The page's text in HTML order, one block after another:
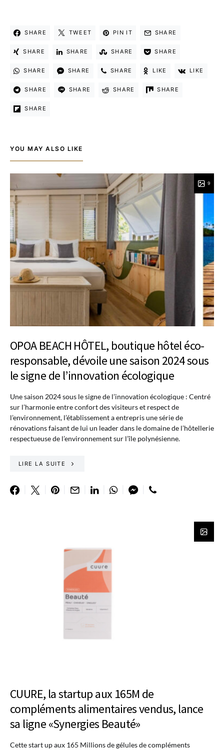
SHARE TWEET PIN IT SHARE
SHARE SHARE SHARE SHARE
SHARE SHARE SHARE LIKE LIKE
SHARE SHARE SHARE SHARE
SHARE
YOU MAY ALSO LIKE
9
OPOA BEACH HÔTEL, boutique hôtel éco-
responsable, dévoile une saison 2024 sous
le signe de l’innovation écologique
Une saison 2024 sous le signe de l’innovation écologique : Centré
sur l’harmonie entre confort des visiteurs et respect de
l’environnement, l’établissement a entrepris une série de
rénovations faisant de lui un leader dans le domaine de l’hôtellerie
respectueuse de l’environnement sur l’île polynésienne.
LIRE LA SUITE
CUURE, la startup aux 165M de
compléments alimentaires vendus, lance
sa ligne «Synergies Beauté»
Cette start up aux 165 Millions de gélules de compléments